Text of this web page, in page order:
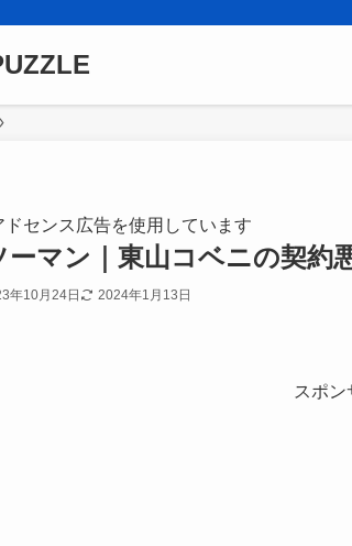
センス広告を使用しています
マン｜東山コベニの契約
年10月24日 2024年1月13日
スポン